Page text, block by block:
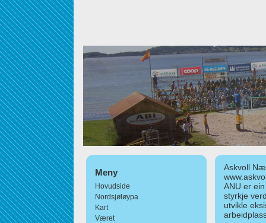
Meny
Hovudside
Nordsjøløypa
Kart
Været
Askvoll
ANU er
styrkje
utvikle